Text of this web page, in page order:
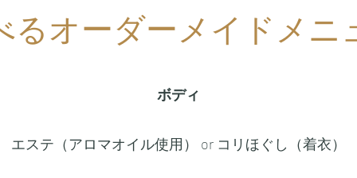
るオーダーメイドメニ
ボディ
エステ（アロマオイル使用） or コリほぐし（着衣）